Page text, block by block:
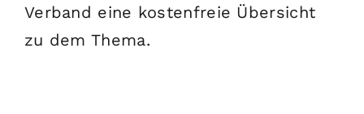
Verband eine kostenfreie Übersicht
zu dem Thema.